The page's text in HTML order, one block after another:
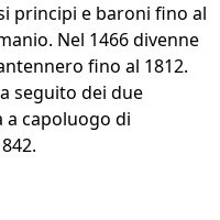
principi e baroni fino al
Nel 1466 divenne
fino al 1812.
seguito dei due
a capoluogo di